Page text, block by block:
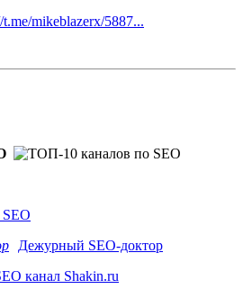
t.me/mikeblazerx/5887...
Дежурный SEO-доктор
канал Shakin.ru